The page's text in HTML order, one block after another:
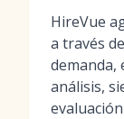
HireVue
a través
demanda,
análisis,